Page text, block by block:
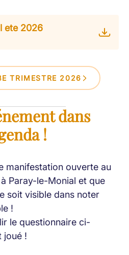
ete 2026
TRIMESTRE 2026
dans
!
manifestation ouverte au
Paray-le-Monial et que
soit visible dans noter
!
le questionnaire ci-
joué !